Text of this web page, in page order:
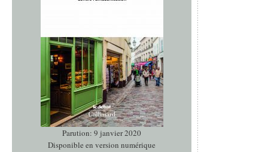
Parution: 9 janvier 2020
Disponible en version numérique